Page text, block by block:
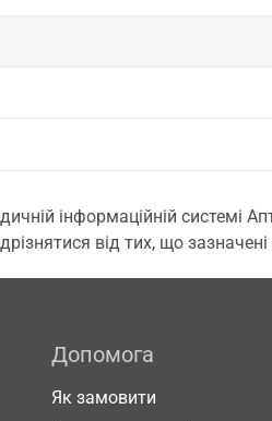
інформаційній системі
від тих, що зазначені
Допомога
Як замовити